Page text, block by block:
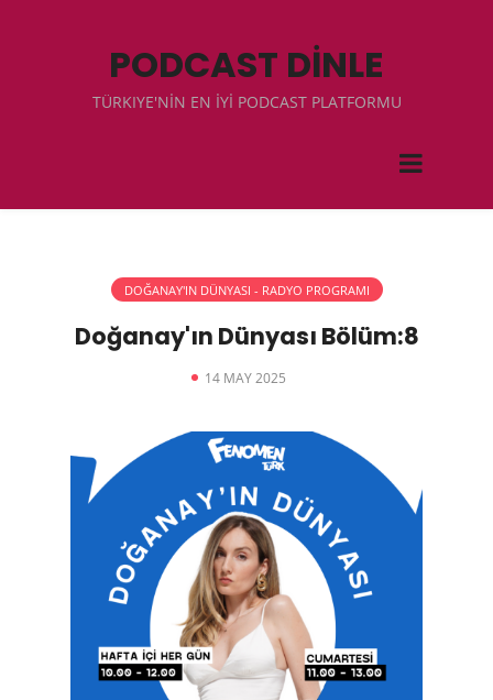
PODCAST DİNLE
TÜRKIYE'NİN EN İYİ PODCAST PLATFORMU
DOĞANAY'IN DÜNYASI - RADYO PROGRAMI
Doğanay'ın Dünyası Bölüm:8
14 MAY 2025